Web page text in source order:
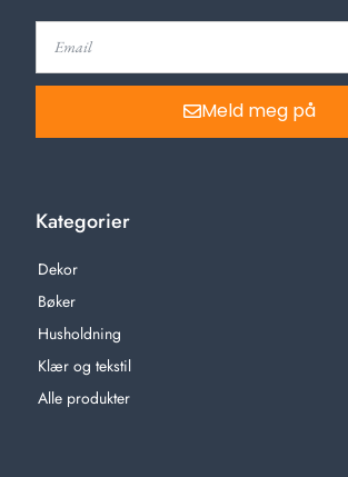
Meld meg på
Kategorier
Dekor
Bøker
Husholdning
Klær og tekstil
Alle produkter